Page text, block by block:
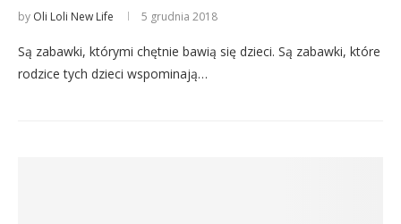
by Oli Loli New Life 5 grudnia 2018
Są zabawki, którymi chętnie bawią się dzieci. Są zabawki, które
rodzice tych dzieci wspominają…